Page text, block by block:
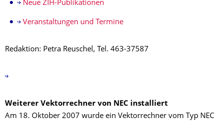
Neue ZIH-Publikationen
Veranstaltungen und Termine
Redaktion: Petra Reuschel, Tel. 463-37587
Weiterer Vektorrechner von NEC installiert
Am 18. Oktober 2007 wurde ein Vektorrechner vom Typ NEC